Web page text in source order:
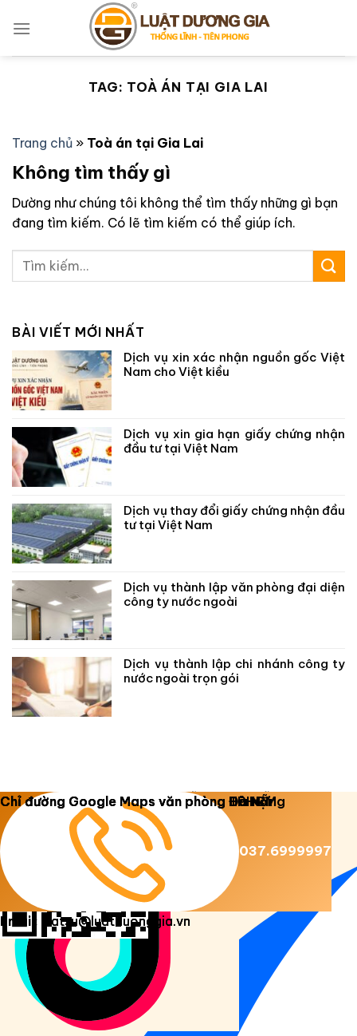
qua
TAG: TOÀ ÁN TẠI GIA LAI
Trang chủ » Toà án tại Gia Lai
Không tìm thấy gì
Dường như chúng tôi không thể tìm thấy những gì bạn
đang tìm kiếm. Có lẽ tìm kiếm có thể giúp ích.
BÀI VIẾT MỚI NHẤT
Dịch vụ xin xác nhận nguồn gốc Việt
Nam cho Việt kiều
Dịch vụ xin gia hạn giấy chứng nhận
đầu tư tại Việt Nam
Dịch vụ thay đổi giấy chứng nhận đầu
tư tại Việt Nam
Dịch vụ thành lập văn phòng đại diện
công ty nước ngoài
Dịch vụ thành lập chi nhánh công ty
nước ngoài trọn gói
Copyright 2026 © Luật Dương Gia